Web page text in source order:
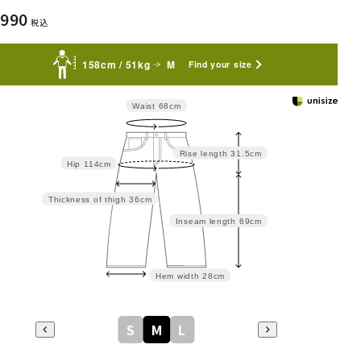
税込
158cm / 51kg M Find your size
Inseam length 69cm
Rise length 31.5cm
Hem width 28cm
Thickness of thigh 36cm
Hip 114cm
Waist 68cm
S M L